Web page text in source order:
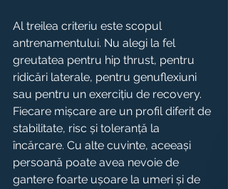
Al treilea criteriu este scopul
antrenamentului. Nu alegi la fel
greutatea pentru hip thrust, pentru
ridicări laterale, pentru genuflexiuni
sau pentru un exercițiu de recovery.
Fiecare mișcare are un profil diferit de
stabilitate, risc și toleranță la
încărcare. Cu alte cuvinte, aceeași
persoană poate avea nevoie de
gantere foarte ușoare la umeri și de